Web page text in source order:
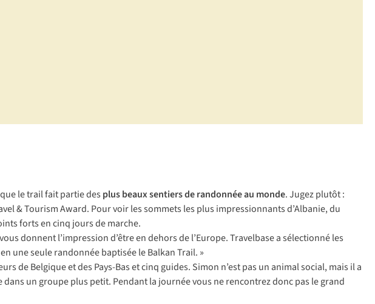
le trail fait partie des plus beaux sentiers de randonnée au monde. Jugez plutôt :
& Tourism Award. Pour voir les sommets les plus impressionnants d’Albanie, du
forts en cinq jours de marche.
donnent l’impression d’être en dehors de l’Europe. Travelbase a sélectionné les
une seule randonnée baptisée le Balkan Trail. »
de Belgique et des Pays-Bas etcinq guides. Simon n’est pas un animal social, mais il a
un groupe plus petit. Pendant la journée vous ne rencontrez donc pas le grand